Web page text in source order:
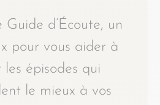
d’Écoute, un
pour vous aider à
les épisodes qui
le mieux à vos